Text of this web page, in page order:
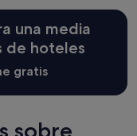
una media
de hoteles
gratis